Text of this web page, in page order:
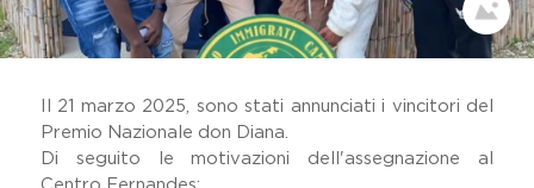
Comunicati Stampa
Premio Artistico Letterario
Diana
19 Marzo
Lavora Con Noi
Il 21 marzo 2025, sono stati annunciati i vincitori del
Premio Nazionale don Diana.
Di seguito le motivazioni dell'assegnazione al